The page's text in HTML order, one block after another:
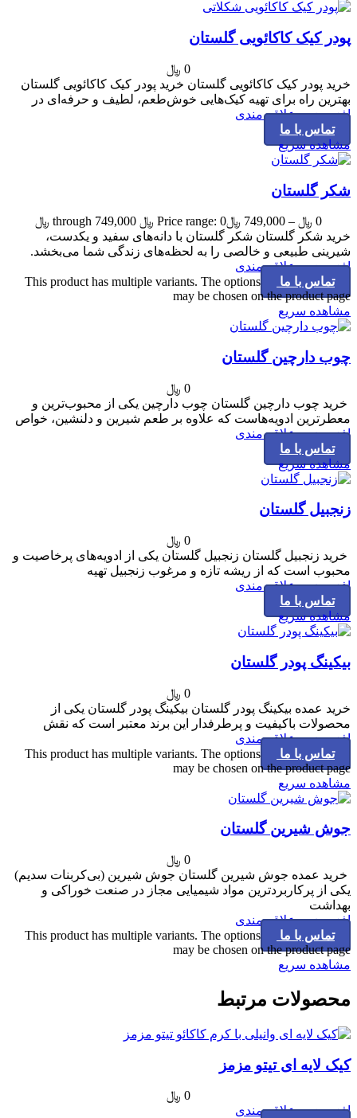
پودر کیک کاکائویی گلستان
0 ﷼
خرید پودر کیک کاکائویی گلستان خرید پودر کیک کاکائویی گلستان
بهترین راه برای تهیه کیک‌هایی خوش‌طعم، لطیف و حرفه‌ای در
افزودن به علاقه مندی
تماس با ما
مشاهده سریع
شکر گلستان
0 ﷼ –
749,000 ﷼Price range: 0 ﷼ through 749,000 ﷼
خرید شکر گلستان شکر گلستان با دانه‌های سفید و یکدست،
شیرینی طبیعی و خالصی را به لحظه‌های زندگی شما می‌بخشد.
افزودن به علاقه مندی
تماس با ما
This product has multiple variants. The options
may be chosen on the product page
مشاهده سریع
چوب دارچین گلستان
0 ﷼
خرید چوب دارچین گلستان چوب دارچین یکی از محبوب‌ترین و
معطرترین ادویه‌هاست که علاوه بر طعم شیرین و دلنشین، خواص
افزودن به علاقه مندی
تماس با ما
مشاهده سریع
زنجبیل گلستان
0 ﷼
خرید زنجبیل گلستان زنجبیل گلستان یکی از ادویه‌های پرخاصیت و
محبوب است که از ریشه تازه و مرغوب زنجبیل تهیه
افزودن به علاقه مندی
تماس با ما
مشاهده سریع
بیکینگ پودر گلستان
0 ﷼
خرید عمده بیکینگ پودر گلستان بیکینگ پودر گلستان یکی از
محصولات باکیفیت و پرطرفدار این برند معتبر است که نقش
افزودن به علاقه مندی
تماس با ما
This product has multiple variants. The options
may be chosen on the product page
مشاهده سریع
جوش شیرین گلستان
0 ﷼
خرید عمده جوش شیرین گلستان جوش شیرین (بی‌کربنات سدیم)
یکی از پرکاربردترین مواد شیمیایی مجاز در صنعت خوراکی و
بهداشت
افزودن به علاقه مندی
تماس با ما
This product has multiple variants. The options
may be chosen on the product page
مشاهده سریع
محصولات مرتبط
کیک لایه ای تیتو مزمز
0 ﷼
افزودن به علاقه مندی